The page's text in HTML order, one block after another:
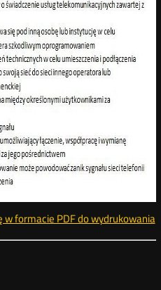
w formacie PDF do wydrukowania